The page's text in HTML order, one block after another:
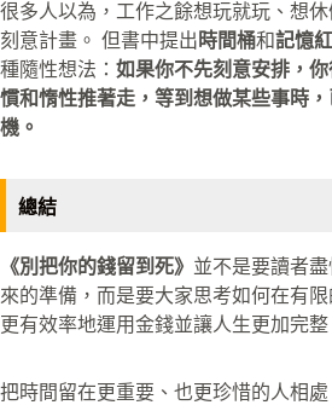
很多人以為，工作之餘想玩就玩、想
刻意計畫。 但書中提出 時間桶和記憶
種隨性想法： 如果你不先刻意安排，
慣和惰性推著走，等到想做某些事時
機。
總結
《別把你的錢留到死》 並不是要讀者
來的準備，而是要大家思考如何在有限
更有效率地運用金錢並讓人生更加完整
把時間留在更重要、也更珍惜的人相